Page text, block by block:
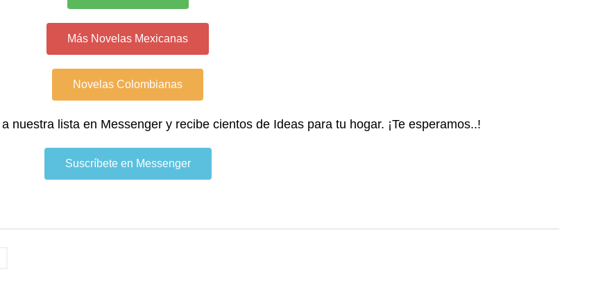
Más Novelas Mexicanas
Novelas Colombianas
nuestra lista en Messenger y recibe cientos de Ideas para tu hogar. ¡Te esperamos..!
Suscríbete en Messenger